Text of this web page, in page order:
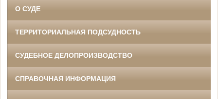
О СУДЕ
ТЕРРИТОРИАЛЬНАЯ ПОДСУДНОСТЬ
СУДЕБНОЕ ДЕЛОПРОИЗВОДСТВО
СПРАВОЧНАЯ ИНФОРМАЦИЯ